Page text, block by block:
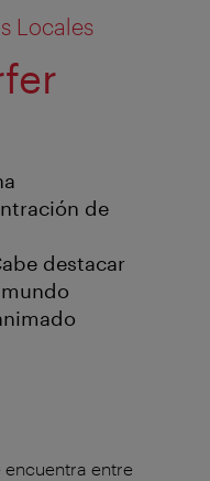
Locales
de
destacar
encuentra entre